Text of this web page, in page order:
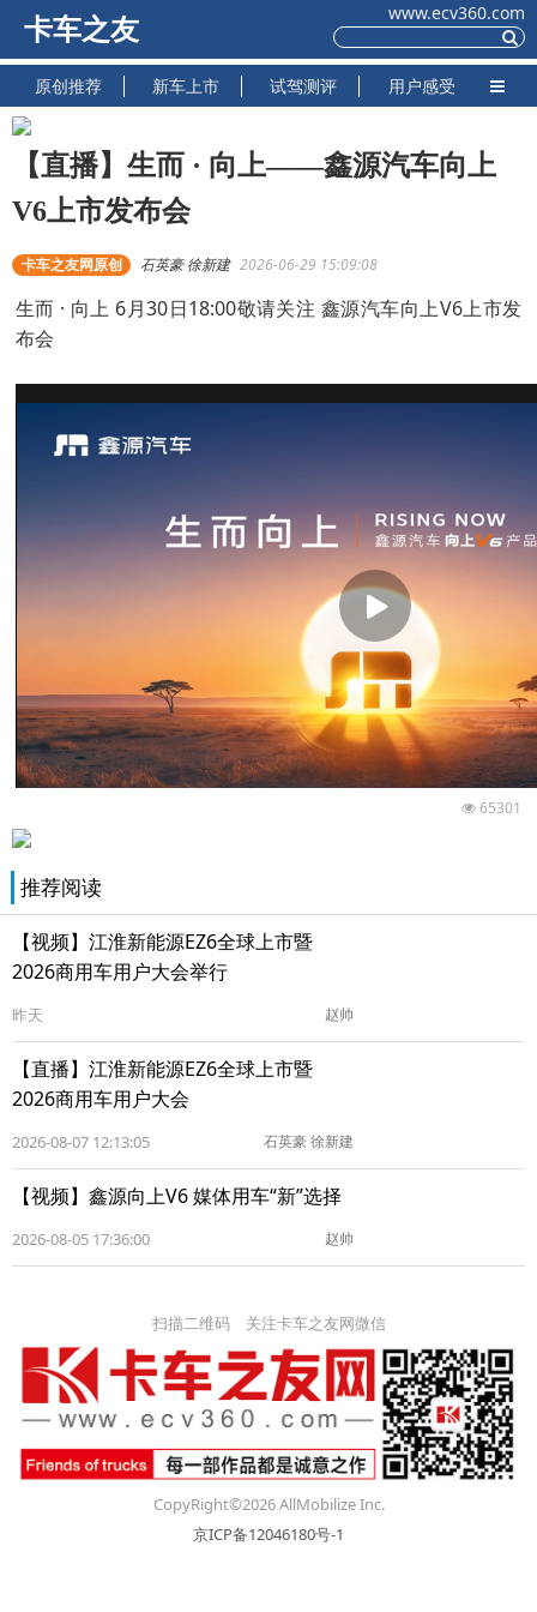
卡车之友
www.ecv360.com
原创推荐 新车上市 试驾测评 用户感受
【直播】生而 · 向上——鑫源汽车向上
V6上市发布会
卡车之友网原创 石英豪 徐新建 2026-06-29 15:09:08
生而 · 向上 6月30日18:00敬请关注 鑫源汽车向上V6上市发
布会
65301
推荐阅读
【视频】江淮新能源EZ6全球上市暨
2026商用车用户大会举行
昨天 赵帅
【直播】江淮新能源EZ6全球上市暨
2026商用车用户大会
2026-08-07 12:13:05 石英豪 徐新建
【视频】鑫源向上V6 媒体用车“新”选择
2026-08-05 17:36:00 赵帅
扫描二维码 关注卡车之友网微信
CopyRight©2026 AllMobilize Inc.
京ICP备12046180号-1